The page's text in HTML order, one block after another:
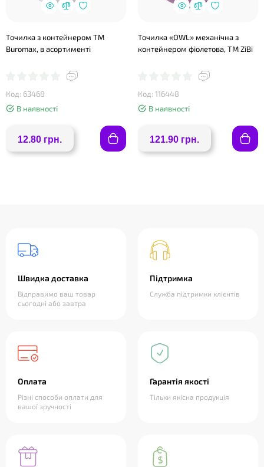
Точилка з контейнером ТМ
Buromax, в асортименті
Код: 63468
В наявності
12.80 грн.
Точилка «OWL» механічна з
контейнером фіолетова, ТМ ZiBi
Код: 116448
В наявності
121.90 грн.
Швидка доставка
Відправимо ваш товар
сьогодні або завтра
Підтримка
Служба підтримки клієнтів
Оплата
Різні способи оплати для
вашої зручності
Гарантія якості
Тільки якісна продукція